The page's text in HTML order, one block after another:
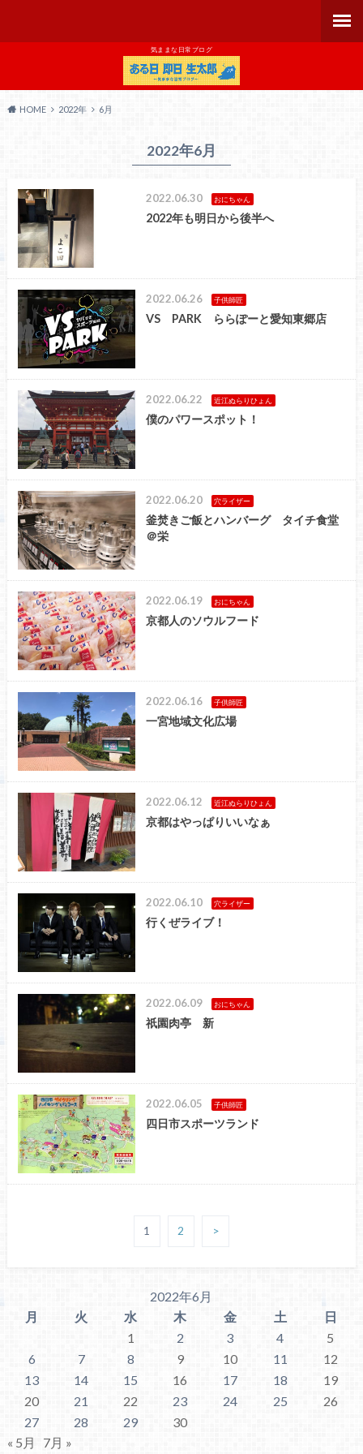
気ままな日常ブログ
HOME 2022年 6月
2022年6月
2022.06.30 おにちゃん
2022年も明日から後半へ
2022.06.26 子供師匠
VS PARK ららぽーと愛知東郷店
2022.06.22 近江ぬらりひょん
僕のパワースポット！
2022.06.20 穴ライザー
釜焚きご飯とハンバーグ タイチ食堂
＠栄
2022.06.19 おにちゃん
京都人のソウルフード
2022.06.16 子供師匠
一宮地域文化広場
2022.06.12 近江ぬらりひょん
京都はやっぱりいいなぁ
2022.06.10 穴ライザー
行くぜライブ！
2022.06.09 おにちゃん
祇園肉亭 新
2022.06.05 子供師匠
四日市スポーツランド
1 2 >
2022年6月
月
火 水 木 金 土
日
1
2 3 4
5
6
7 8 9 10 11
12
13
14 15 16 17 18
19
20
21 22 23 24 25
26
27
28 29
30
« 5月
7月 »